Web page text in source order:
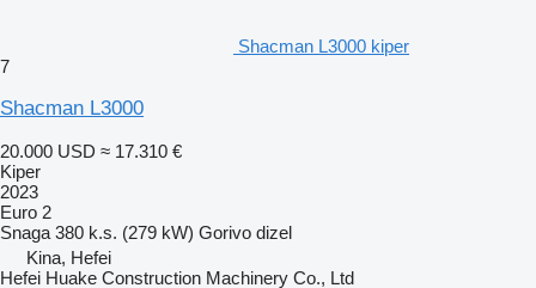
Shacman L3000 kiper
7
Shacman L3000
20.000 USD ≈ 17.310 €
Kiper
2023
Euro 2
Snaga 380 k.s. (279 kW) Gorivo dizel
Kina, Hefei
Hefei Huake Construction Machinery Co., Ltd